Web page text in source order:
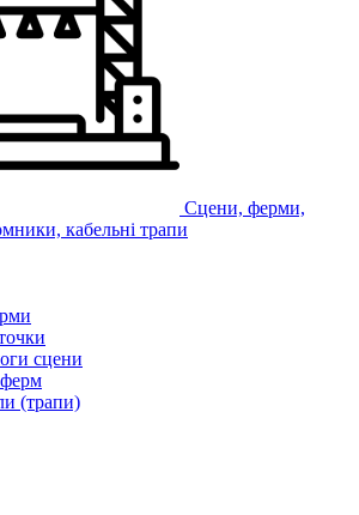
Сцени, ферми,
кабельні трапи
сцени
ферм
(трапи)